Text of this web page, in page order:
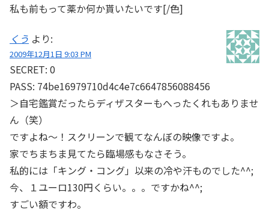
私も前もって薬か何か貰いたいです[/色]
くう より:
2009年12月1日 9:03 PM
SECRET: 0
PASS: 74be16979710d4c4e7c6647856088456
＞自宅鑑賞だったらディザスターもへったくれもありませ
ん（笑）
ですよね～！スクリーンで観てなんぼの映像ですよ。
家でちまちま見てたら臨場感もなさそう。
私的には「キング・コング」以来の冷や汗ものでした^^;
今、１ユーロ130円くらい。。。ですかね^^;
すごい額ですわ。